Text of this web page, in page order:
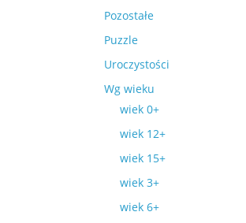
Pozostałe
Puzzle
Uroczystości
Wg wieku
wiek 0+
wiek 12+
wiek 15+
wiek 3+
wiek 6+